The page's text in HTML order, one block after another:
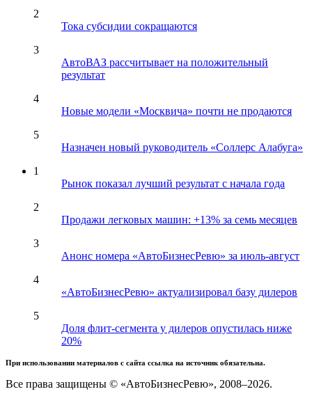
2
Тока субсидии сокращаются
3
АвтоВАЗ рассчитывает на положительный
результат
4
Новые модели «Москвича» почти не продаются
5
Назначен новый руководитель «Соллерс Алабуга»
1
Рынок показал лучший результат с начала года
2
Продажи легковых машин: +13% за семь месяцев
3
Анонс номера «АвтоБизнесРевю» за июль-август
4
«АвтоБизнесРевю» актуализировал базу дилеров
5
Доля флит-сегмента у дилеров опустилась ниже
20%
При использовании материалов с сайта ссылка на источник обязательна.
Все права защищены © «АвтоБизнесРевю», 2008–2026.